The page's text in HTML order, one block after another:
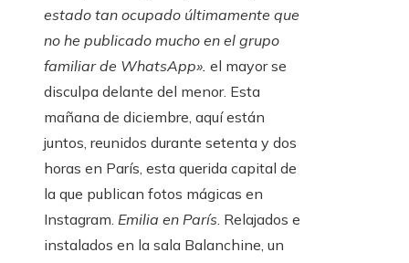
estado tan ocupado últimamente que
no he publicado mucho en el grupo
familiar de WhatsApp». el mayor se
disculpa delante del menor. Esta
mañana de diciembre, aquí están
juntos, reunidos durante setenta y dos
horas en París, esta querida capital de
la que publican fotos mágicas en
Instagram. Emilia en París. Relajados e
instalados en la sala Balanchine, un